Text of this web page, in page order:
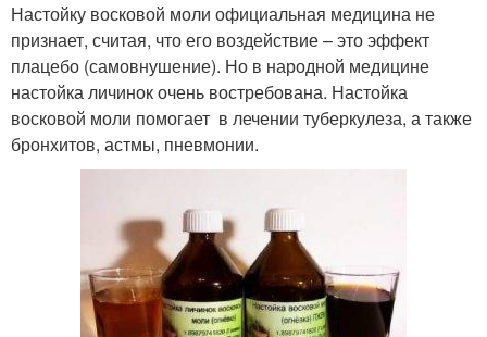
Настойку восковой моли официальная медицина не
признает, считая, что его воздействие – это эффект
плацебо (самовнушение). Но в народной медицине
настойка личинок очень востребована. Настойка
восковой моли помогает в лечении туберкулеза, а также
бронхитов, астмы, пневмонии.